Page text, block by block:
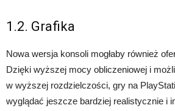
1.2. Grafika
Nowa wersja konsoli mogłaby również
Dzięki wyższej mocy obliczeniowej i
w wyższej rozdzielczości, gry na
wyglądać jeszcze bardziej realistycznie i